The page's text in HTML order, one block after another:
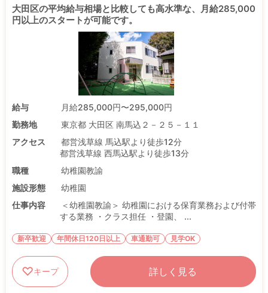
大田区の平均給与相場と比較しても高水準な、月給285,000
円以上のスタートが可能です。
給与
月給285,000円〜295,000円
勤務地
東京都 大田区 南馬込２－２５－１１
アクセス
都営浅草線 馬込駅より徒歩12分
都営浅草線 西馬込駅より徒歩13分
職種
幼稚園教諭
施設形態
幼稚園
仕事内容
＜幼稚園教諭＞ 幼稚園における保育業務および付帯
する業務 ・クラス担任 ・登園、 ...
新卒歓迎 年間休日120日以上 車通勤可 見学OK
キープ 詳しく見る